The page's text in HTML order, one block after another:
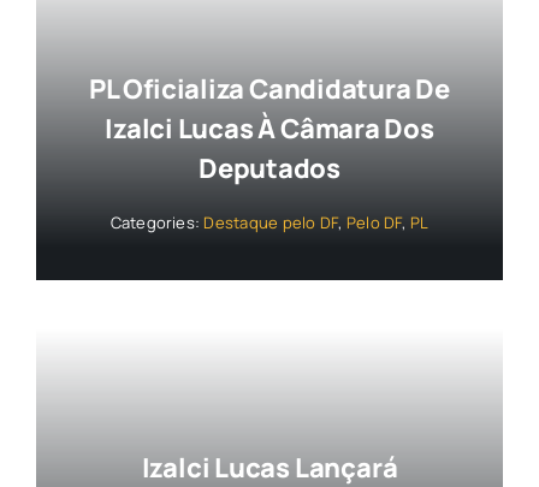
PL Oficializa Candidatura De
Izalci Lucas À Câmara Dos
Deputados
Categories: Destaque pelo DF, Pelo DF, PL
Izalci Lucas Lançará